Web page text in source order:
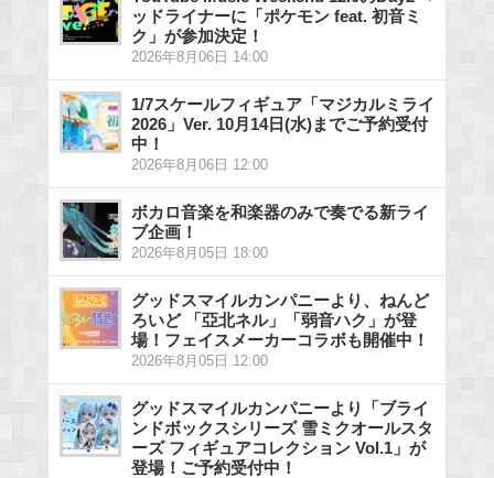
ッドライナーに「ポケモン feat. 初音ミ
ク」が参加決定！
2026年8月06日 14:00
1/7スケールフィギュア「マジカルミライ
2026」Ver. 10月14日(水)までご予約受付
中！
2026年8月06日 12:00
ボカロ音楽を和楽器のみで奏でる新ライ
ブ企画！
2026年8月05日 18:00
グッドスマイルカンパニーより、ねんど
ろいど 「亞北ネル」「弱音ハク」が登
場！フェイスメーカーコラボも開催中！
2026年8月05日 12:00
グッドスマイルカンパニーより「ブライ
ンドボックスシリーズ 雪ミクオールスタ
ーズ フィギュアコレクション Vol.1」が
登場！ご予約受付中！